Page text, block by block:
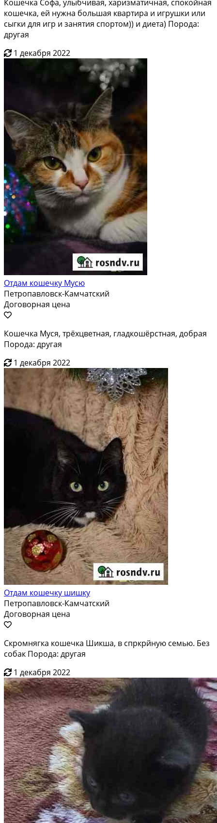
Кошечка Софа, улыбчивая, харизматичная, спокойная
кошечка, ей нужна большая квартира и игрушки или
сыгки для игр и занятия спортом)) и диета) Порода:
другая
1 декабря 2022
Отдам кошечку Мусю
Петропавловск-Камчатский
Договорная цена
Кошечка Муся, трёхцветная, гладкошёрстная, добрая
Порода: другая
1 декабря 2022
Отдам кошечку шишку
Петропавловск-Камчатский
Договорная цена
Скромнягка кошечка Шикша, в спркрйную семью. Без
собак Порода: другая
1 декабря 2022